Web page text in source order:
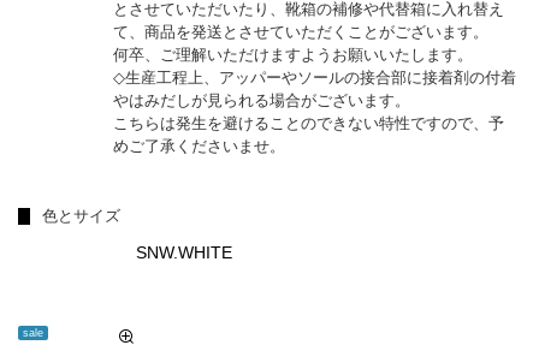
とさせていただいたり、靴箱の補修や代替箱に入れ替え
て、商品を発送とさせていただくことがございます。
何卒、ご理解いただけますようお願いいたします。
◇生産工程上、アッパーやソールの接合部に接着剤の付着
やはみだしが見られる場合がございます。
こちらは発生を避けることのできない特性ですので、予
めご了承くださいませ。
色とサイズ
sale
SNW.WHITE